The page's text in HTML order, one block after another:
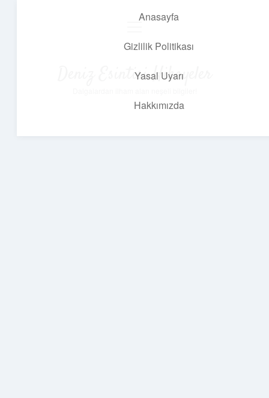
Anasayfa
Gizlilik Politikası
Yasal Uyarı
Hakkımızda
Deniz Esintisi Hikayeler